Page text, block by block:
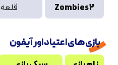
Zombies 2
قلعه
بازی های اعتیاد اور آیفون